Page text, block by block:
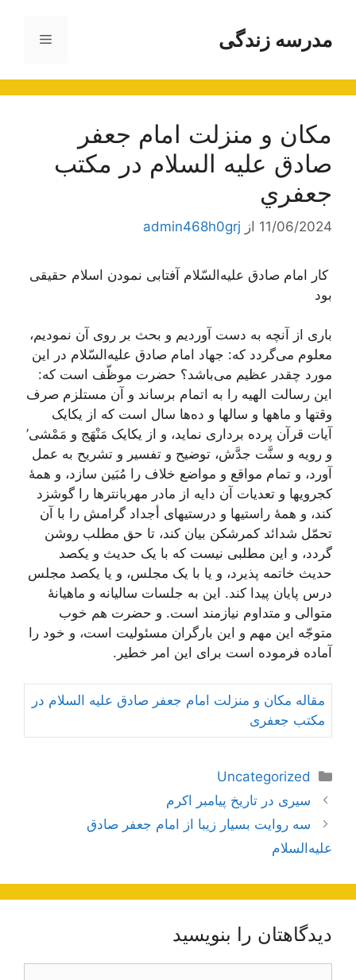
محتوامدرسه زندگی فهرست
مكان و منزلت امام جعفر
صادق عليه السلام در مكتب
جعفري
11/06/2024 از admin468h0grj
کار امام‌ صادق‌ علیه‌السّلام آفتابی‌ نمودن‌ اسلام‌ حقیقی‌
بود
باری‌ از آنچه‌ به‌ دست‌ آوردیم‌ و بحث‌ بر روی‌ آن‌ نمودیم‌،
معلوم‌ می‌گردد که‌: جهاد امام‌ صادق‌ علیه‌السّلام در این‌
مورد چقدر عظیم‌ می‌باشد؟ حضرت‌ موظّف‌ است‌ که‌:
این‌ رسالت‌ الهیه‌ را به‌ اتمام‌ برساند و آن‌ مستلزم‌ صرف‌
وقتها و ماهها و سالها و ده‌ها سال‌ است‌ که‌ از یکایک‌
آیات‌ قرآن‌ پرده‌ برداری‌ نماید، و از یکایک‌ مَنْهَج‌ و مَمْشی‌’
و رویه‌ و سنَّت‌ جدَّش‌، توضیح‌ و تفسیر و تشریح‌ به‌ عمل‌
آورد، و تمام‌ مواقع‌ و مواضع‌ خلاف‌ را مُبَین‌ سازد، و همۀ
کجرویها و تعدیات‌ آن‌ دایه‌ از مادر مهربانترها را گوشزد
کند، و همۀ راستیها و درستیهای‌ أجداد گرامش‌ را با آن‌
تحمّل‌ شدائد کمرشکن‌ بیان‌ کند، تا حق‌ مطلب‌ روشن‌
گردد، و این‌ مطلبی‌ نیست‌ که‌ با یک‌ حدیث‌ و یکصد
حدیث‌ خاتمه‌ پذیرد، و یا با یک‌ مجلس‌، و یا یکصد مجلس‌
درس‌ پایان‌ پیدا کند. این‌ به‌ جلسات‌ سالیانه‌ و ماهیانۀ
متوالی‌ و متداوم‌ نیازمند است‌. و حضرت‌ هم‌ خوب‌
متوجّه‌ این‌ مهم‌ و این‌ بارگران‌ مسئولیت‌ است‌، و خود را
آماده‌ فرموده‌ است‌ برای‌ این‌ امر خطیر.
مقاله مکان و منزلت امام جعفر صادق علیه السلام در
مکتب جعفری
دسته‌ها
Uncategorized
ناوبری
نوشته‌ها
سیری در تاریخ پیامبر اکرم
سه روایت بسیار زیبا از امام جعفر صادق
علیه‌السلام
دیدگاهتان را بنویسید